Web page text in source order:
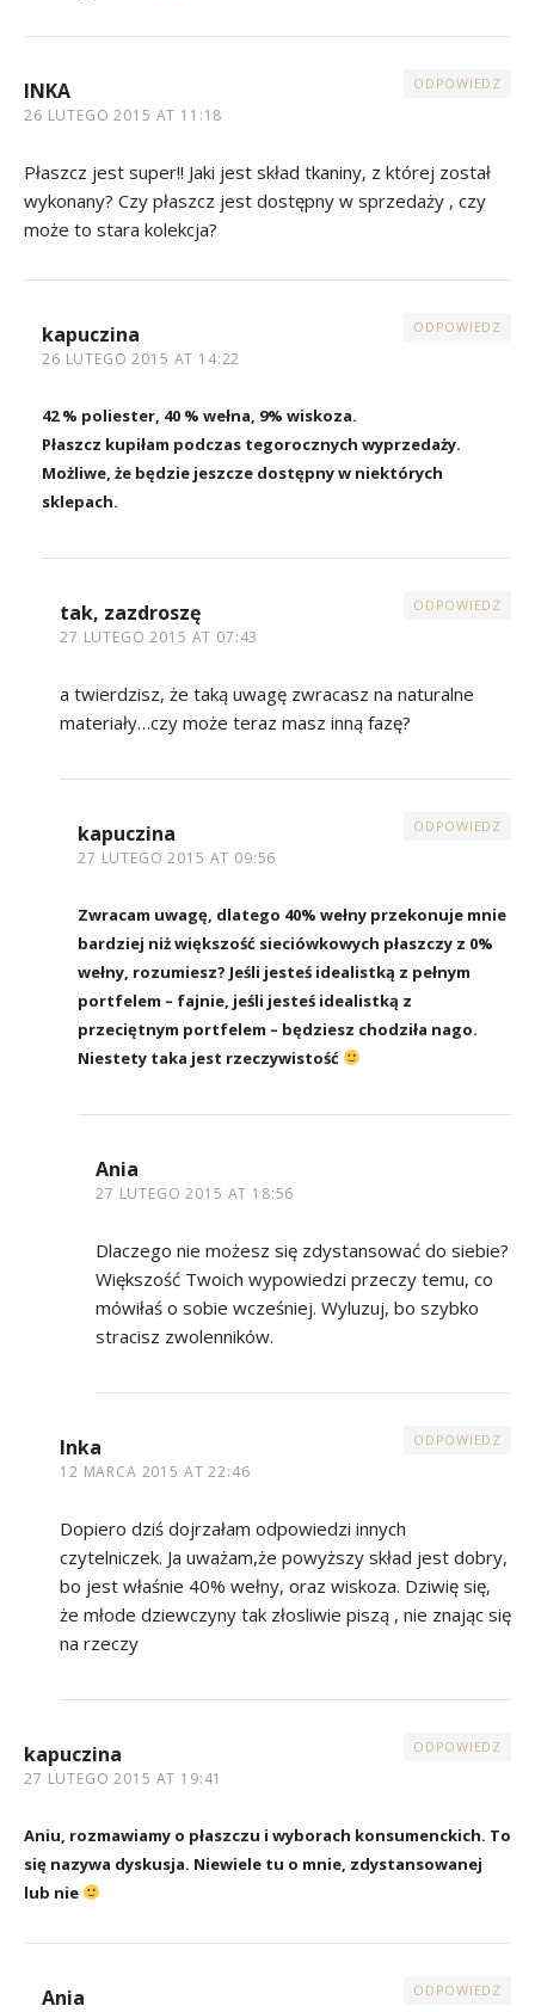
INKA
26 LUTEGO 2015 AT 11:18
ODPOWIEDZ
Płaszcz jest super!! Jaki jest skład tkaniny, z której został
wykonany? Czy płaszcz jest dostępny w sprzedaży , czy
może to stara kolekcja?
kapuczina
26 LUTEGO 2015 AT 14:22
ODPOWIEDZ
42 % poliester, 40 % wełna, 9% wiskoza.
Płaszcz kupiłam podczas tegorocznych wyprzedaży.
Możliwe, że będzie jeszcze dostępny w niektórych
sklepach.
tak, zazdroszę
27 LUTEGO 2015 AT 07:43
ODPOWIEDZ
a twierdzisz, że taką uwagę zwracasz na naturalne
materiały…czy może teraz masz inną fazę?
kapuczina
27 LUTEGO 2015 AT 09:56
ODPOWIEDZ
Zwracam uwagę, dlatego 40% wełny przekonuje mnie
bardziej niż większość sieciówkowych płaszczy z 0%
wełny, rozumiesz? Jeśli jesteś idealistką z pełnym
portfelem – fajnie, jeśli jesteś idealistką z
przeciętnym portfelem – będziesz chodziła nago.
Niestety taka jest rzeczywistość
Ania
27 LUTEGO 2015 AT 18:56
Dlaczego nie możesz się zdystansować do siebie?
Większość Twoich wypowiedzi przeczy temu, co
mówiłaś o sobie wcześniej. Wyluzuj, bo szybko
stracisz zwolenników.
Inka
12 MARCA 2015 AT 22:46
ODPOWIEDZ
Dopiero dziś dojrzałam odpowiedzi innych
czytelniczek. Ja uważam,że powyższy skład jest dobry,
bo jest właśnie 40% wełny, oraz wiskoza. Dziwię się,
że młode dziewczyny tak złosliwie piszą , nie znając się
na rzeczy
kapuczina
27 LUTEGO 2015 AT 19:41
ODPOWIEDZ
Aniu, rozmawiamy o płaszczu i wyborach konsumenckich. To
się nazywa dyskusja. Niewiele tu o mnie, zdystansowanej
lub nie
Ania ODPOWIEDZ